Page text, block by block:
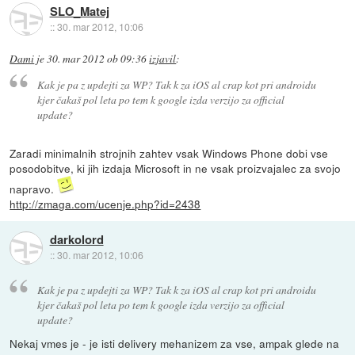
SLO_Matej
::30. mar 2012, 10:06
Dami je30. mar 2012 ob 09:36izjavil:
Kak je pa z updejti za WP? Tak k za iOS al crap kot pri androidu
kjer čakaš pol leta po tem k google izda verzijo za official
update?
Zaradi minimalnih strojnih zahtev vsak Windows Phone dobi vse
posodobitve, ki jih izdaja Microsoft in ne vsak proizvajalec za svojo
napravo.
http://zmaga.com/ucenje.php?id=2438
darkolord
::30. mar 2012, 10:06
Kak je pa z updejti za WP? Tak k za iOS al crap kot pri androidu
kjer čakaš pol leta po tem k google izda verzijo za official
update?
Nekaj vmes je - je isti delivery mehanizem za vse, ampak glede na